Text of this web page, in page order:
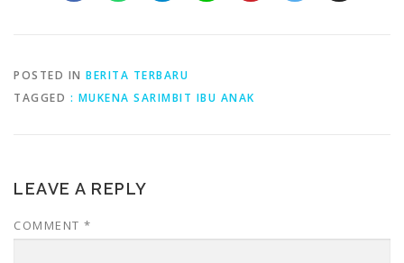
POSTED IN BERITA TERBARU
TAGGED : MUKENA SARIMBIT IBU ANAK
LEAVE A REPLY
COMMENT *